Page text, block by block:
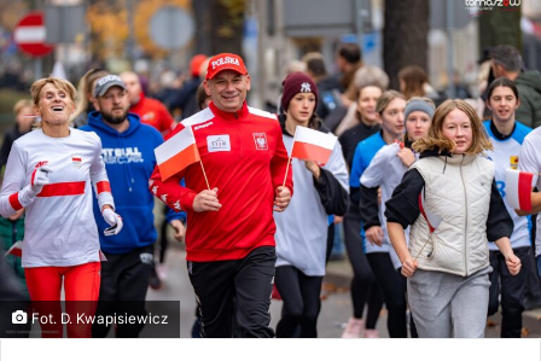
Fot. D. Kwapisiewicz